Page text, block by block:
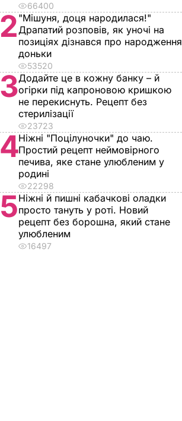
66400
2 "Мішуня, доця народилася!"
Драпатий розповів, як уночі на
позиціях дізнався про народження
доньки
53520
3Додайте це в кожну банку – й
огірки під капроновою кришкою
не перекиснуть. Рецепт без
стерилізації
23723
4Ніжні "Поцілуночки" до чаю.
Простий рецепт неймовірного
печива, яке стане улюбленим у
родині
22298
5Ніжні й пишні кабачкові оладки
просто тануть у роті. Новий
рецепт без борошна, який стане
улюбленим
16497